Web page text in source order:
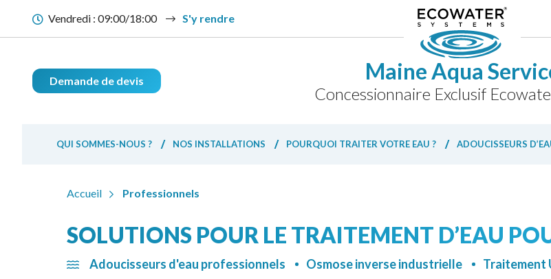
Vendredi : 09:00/18:00 S'y rendre
Maine Aqua
Concessionnaire Exclusif
Demande de devis
QUI SOMMES-NOUS ? NOS INSTALLATIONS POURQUOI TRAITER VOTRE EAU ? ADOUCISSEURS
Accueil Professionnels
SOLUTIONS POUR LE TRAITEMENT D’EAU
Adoucisseurs d'eau professionnels Osmose inverse industrielle Traitement